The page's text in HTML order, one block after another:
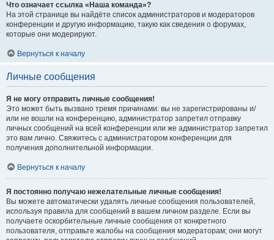
Что означает ссылка «Наша команда»?
На этой странице вы найдёте список администраторов и модераторов
конференции и другую информацию, такую как сведения о форумах,
которые они модерируют.
Вернуться к началу
Личные сообщения
Я не могу отправить личные сообщения!
Это может быть вызвано тремя причинами: вы не зарегистрированы и/
или не вошли на конференцию, администратор запретил отправку
личных сообщений на всей конференции или же администратор запретил
это вам лично. Свяжитесь с администратором конференции для
получения дополнительной информации.
Вернуться к началу
Я постоянно получаю нежелательные личные сообщения!
Вы можете автоматически удалять личные сообщения пользователей,
используя правила для сообщений в вашем личном разделе. Если вы
получаете оскорбительные личные сообщения от конкретного
пользователя, отправьте жалобы на сообщения модераторам; они могут